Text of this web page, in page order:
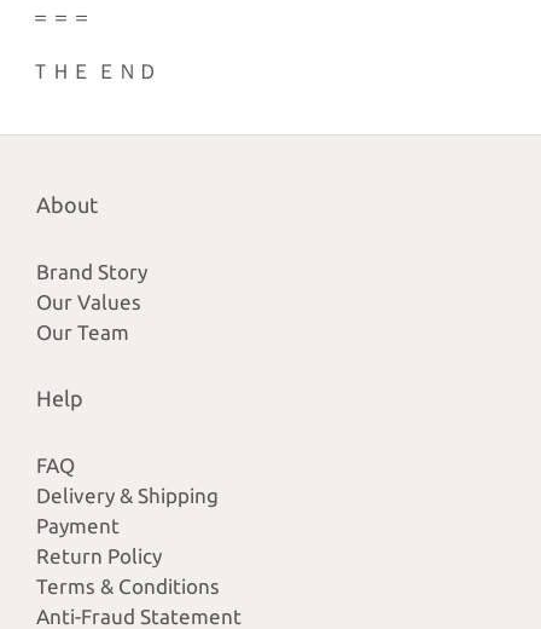
＝＝＝
ＴＨＥ ＥＮＤ
About
Brand Story
Our Values
Our Team
Help
FAQ
Delivery & Shipping
Payment
Return Policy
Terms & Conditions
Anti-Fraud Statement